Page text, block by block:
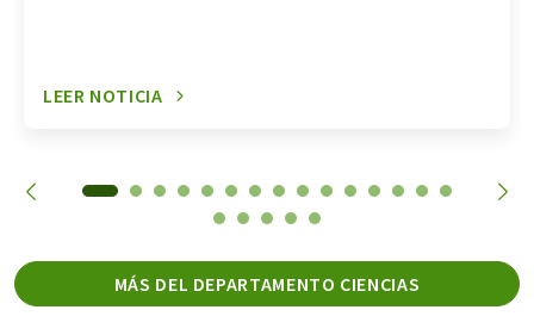
LEER NOTICIA
MÁS DEL DEPARTAMENTO CIENCIAS